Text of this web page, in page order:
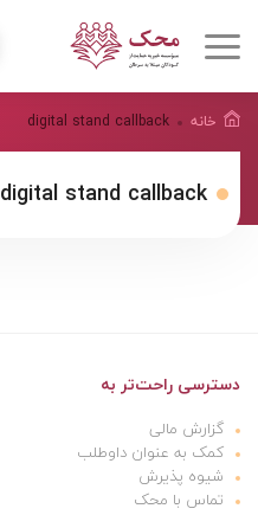
خانه digital stand callback
digital stand callback
دسترسی راحت‌تر به
گزارش مالی
کمک به عنوان داوطلب
شیوه پذیرش
تماس با محک